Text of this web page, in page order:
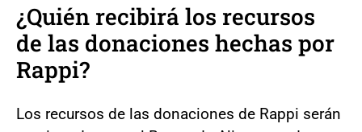
¿Quién recibirá los recursos
de las donaciones hechas por
Rappi?
Los recursos de las donaciones de Rappi serán